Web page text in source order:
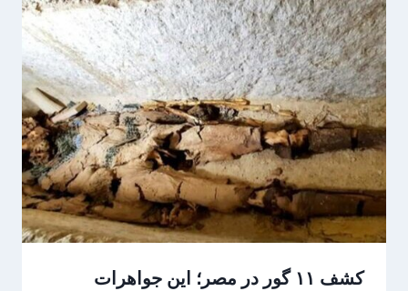
کشف ۱۱ گور در مصر؛ این جواهرات